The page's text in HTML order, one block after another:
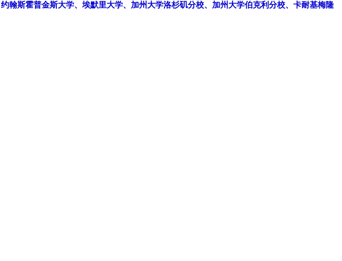
翰斯霍普金斯大学、埃默里大学、加州大学洛杉矶分校、加州大学伯克利分校、卡耐基梅隆